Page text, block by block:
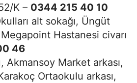
K – 0344 215 40 10
alt sokağı, Üngüt
Megapoint Hastanesi civarı
46
Akmansoy Market arkası,
Ortaokulu arkası,